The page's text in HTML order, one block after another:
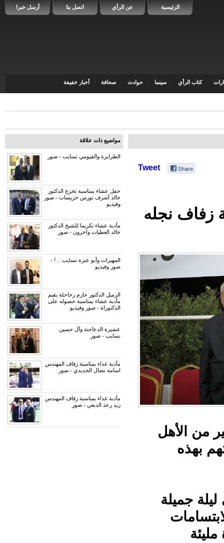
أرسل خبرا اتصل بنا عن الرأي الرئيسية
كتاب الرأي سينما حوادث صحافة أخبار خفيفة
Tweet
زفاف نجله
من الأهل
بهذه
جميلة
مواضيع ذات علاقة
الطرايرة والفيومي نسايب - صور
حفل عشاء بمناسبة تخرج الدكتور
خالد أشرف نورس خريسات - صور
وفيديو
مأدبة عشاء تكريما للشيخ الدكتور
خالد العطيات واخرون - صور
المهيرات وأبو عنزة نسايب .. ! -
صور وفيديو
الزميل الدكتور حازم رحاحلة يقيم
مأدبة عشاء بمناسبة حصوله على
الدكتوراة - صور وفيديو
عشيرة الدعاجنة وآل حسين
نسايب - صور
مأدبة غداء بمناسبة زفاف المهندس
اسامة نضال الحديدي - صور
مأدبة غداء بمناسبة زفاف المهندس
زيد رعد الدبعي - صور